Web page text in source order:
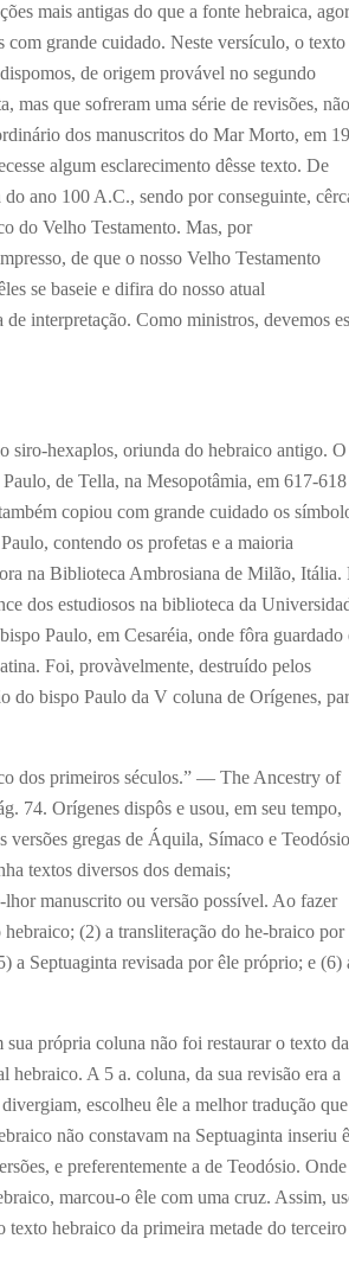
mais antigas do que a fonte hebraica,
com grande cuidado. Neste versículo, o texto
de origem provável no segundo
que sofreram uma série de revisões, não
dos manuscritos do Mar Morto, em
algum esclarecimento dêsse texto. De
ano 100 A.C., sendo por conseguinte,
do Velho Testamento. Mas, por
de que o nosso Velho Testamento
se baseie e difira do nosso atual
de interpretação. Como ministros, devemos
siro-hexaplos, oriunda do hebraico antigo. O
de Tella, na Mesopotâmia, em 617-618
copiou com grande cuidado os
contendo os profetas e a maioria
na Biblioteca Ambrosiana de Milão, Itália.
dos estudiosos na biblioteca da
Paulo, em Cesaréia, onde fôra guardado
Foi, provàvelmente, destruído pelos
do bispo Paulo da V coluna de Orígenes,
dos primeiros séculos.” — The Ancestry of
74. Orígenes dispôs e usou, em seu tempo,
versões gregas de Áquila, Símaco e
textos diversos dos demais;
manuscrito ou versão possível. Ao fazer
(2) a transliteração do he-braico por
a Septuaginta revisada por êle próprio; e (6)
própria coluna não foi restaurar o texto da
hebraico. A 5 a. coluna, da sua revisão era a
escolheu êle a melhor tradução que
não constavam na Septuaginta inseriu
e preferentemente a de Teodósio. Onde
marcou-o êle com uma cruz. Assim,
texto hebraico da primeira metade do terceiro